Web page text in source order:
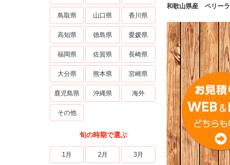
和歌山県産 ペリーラ
鳥取県 山口県 香川県
高知県 徳島県 愛媛県
福岡県 佐賀県 長崎県
大分県 熊本県 宮崎県
鹿児島県 沖縄県 海外
その他
旬の時期で選ぶ
1月 2月 3月